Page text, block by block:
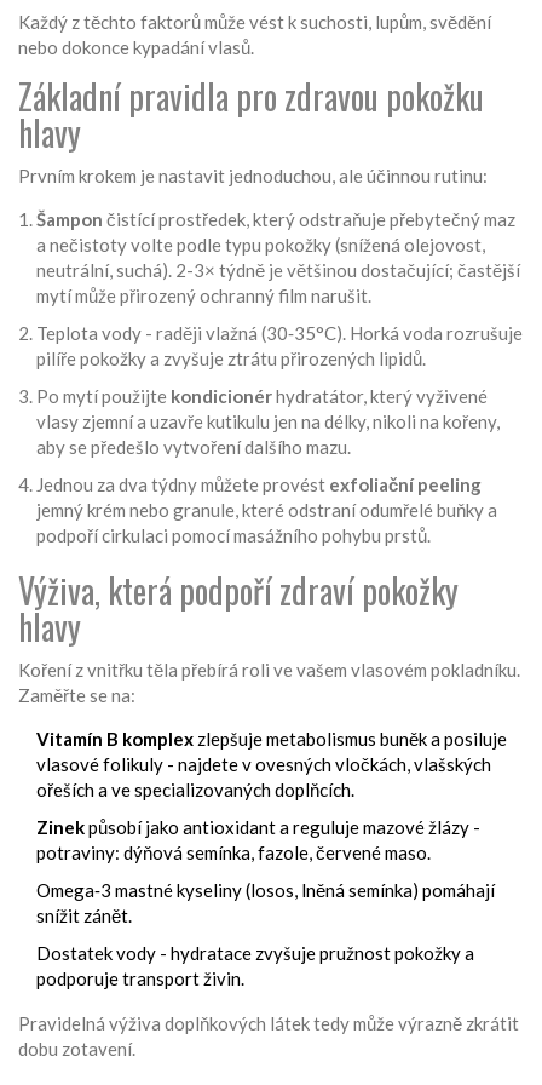
Každý z těchto faktorů může vést k suchosti, lupům, svědění
nebo dokonce kypadání vlasů.
Základní pravidla pro zdravou pokožku
hlavy
Prvním krokem je nastavit jednoduchou, ale účinnou rutinu:
Šampon čistící prostředek, který odstraňuje přebytečný maz
a nečistotyvolte podle typu pokožky (snížená olejovost,
neutrální, suchá). 2-3× týdně je většinou dostačující; častější
mytí může přirozený ochranný film narušit.
Teplota vody - raději vlažná (30‑35°C). Horká voda rozrušuje
pilíře pokožky a zvyšuje ztrátu přirozených lipidů.
Po mytí použijte kondicionérhydratátor, který vyživené
vlasy zjemní a uzavře kutikulu jen na délky, nikoli na kořeny,
aby se předešlo vytvoření dalšího mazu.
Jednou za dva týdny můžete provést exfoliační peeling
jemný krém nebo granule, které odstraní odumřelé buňky a
podpoří cirkulaci pomocí masážního pohybu prstů.
Výživa, která podpoří zdraví pokožky
hlavy
Koření z vnitřku těla přebírá roli ve vašem vlasovém pokladníku.
Zaměřte se na:
Vitamín B komplex zlepšuje metabolismus buněk a posiluje
vlasové folikuly - najdete v ovesných vločkách, vlašských
ořeších a ve specializovaných doplňcích.
Zinekpůsobí jako antioxidant a reguluje mazové žlázy -
potraviny: dýňová semínka, fazole, červené maso.
Omega‑3 mastné kyseliny (losos, lněná semínka) pomáhají
snížit zánět.
Dostatek vody - hydratace zvyšuje pružnost pokožky a
podporuje transport živin.
Pravidelná výživa doplňkových látek tedy může výrazně zkrátit
dobu zotavení.